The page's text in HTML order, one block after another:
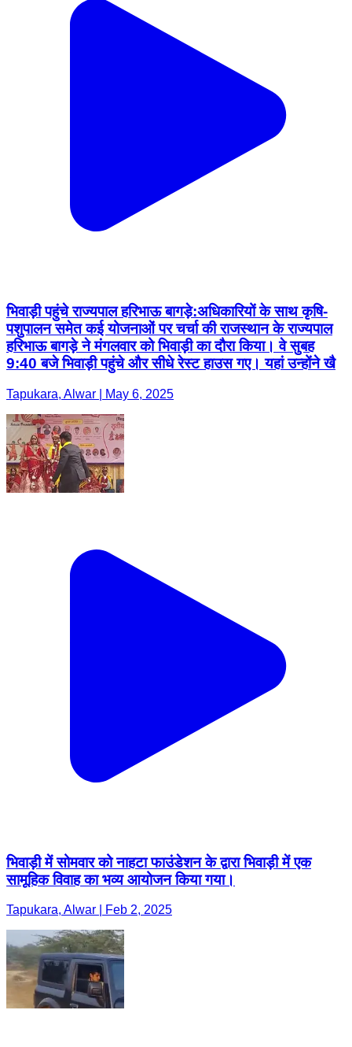
भिवाड़ी पहुंचे राज्यपाल हरिभाऊ बागड़े:अधिकारियों के साथ कृषि-
पशुपालन समेत कई योजनाओं पर चर्चा की राजस्थान के राज्यपाल
हरिभाऊ बागड़े ने मंगलवार को भिवाड़ी का दौरा किया। वे सुबह
9:40 बजे भिवाड़ी पहुंचे और सीधे रेस्ट हाउस गए। यहां उन्होंने खै
Tapukara, Alwar | May 6, 2025
भिवाड़ी में सोमवार को नाहटा फाउंडेशन के द्वारा भिवाड़ी में एक
सामूहिक विवाह का भव्य आयोजन किया गया।
Tapukara, Alwar | Feb 2, 2025